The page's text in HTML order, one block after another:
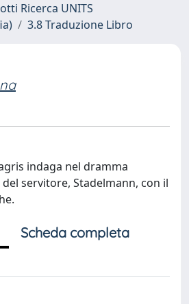
Ricerca UNITS
3.8 Traduzione Libro
indaga nel dramma
servitore, Stadelmann, con il
Scheda completa